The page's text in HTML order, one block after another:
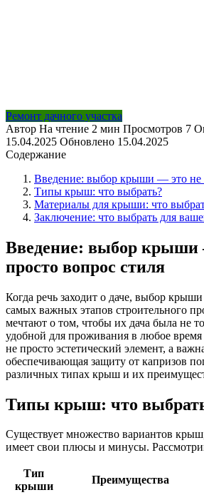
Ремонт дачного участка
Автор На чтение 2 мин Просмотров 7
15.04.2025 Обновлено 15.04.2025
Содержание
Введение: выбор крыши — это не
Типы крыш: что выбрать?
Материалы для крыши: что
Заключение: что выбрать для
Введение: выбор крыши
просто вопрос стиля
Когда речь заходит о даче, выбор
самых важных этапов строительного
мечтают о том, чтобы их дача была не
удобной для проживания в любое
не просто эстетический элемент, а
обеспечивающая защиту от капризов
различных типах крыш и их
Типы крыш: что
Существует множество вариантов
имеет свои плюсы и минусы.
Тип
крыши
Преимущества